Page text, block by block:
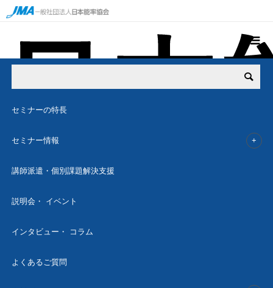
セミナーの特⻑
セミナー情報
講師派遣・個別課題解決支援
説明会・ イベント
インタビュー・ コラム
よくあるご質問